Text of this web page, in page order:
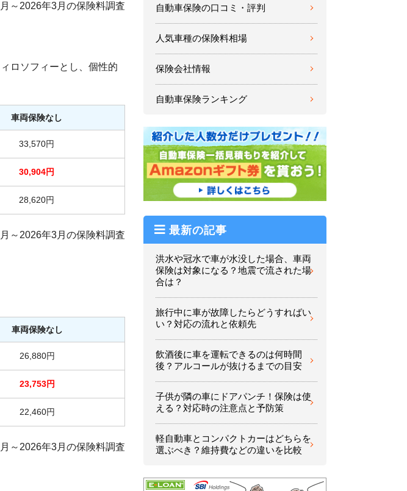
～2026年3月の保険料調査
ロソフィーとし、個性的
車両保険なし
33,570円
30,904円
28,620円
～2026年3月の保険料調査
車両保険なし
26,880円
23,753円
22,460円
～2026年3月の保険料調査
自動車保険の口コミ・評判
人気車種の保険料相場
保険会社情報
自動車保険ランキング
最新の記事
洪水や冠水で車が水没した場合、車両
保険は対象になる？地震で流された場
合は？
旅行中に車が故障したらどうすればい
い？対応の流れと依頼先
飲酒後に車を運転できるのは何時間
後？アルコールが抜けるまでの目安
子供が隣の車にドアパンチ！保険は使
える？対応時の注意点と予防策
軽自動車とコンパクトカーはどちらを
選ぶべき？維持費などの違いを比較